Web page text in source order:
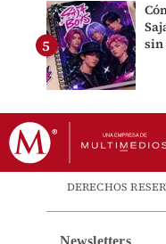
sin
DERECHOS